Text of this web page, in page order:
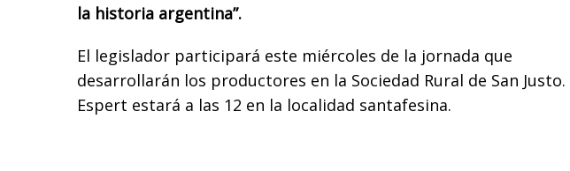
la historia argentina”.
El legislador participará este miércoles de la jornada que
desarrollarán los productores en la Sociedad Rural de San Justo.
Espert estará a las 12 en la localidad santafesina.